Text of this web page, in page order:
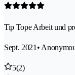
Tip Tope Arbeit und
Sept. 2021 •
5(2)